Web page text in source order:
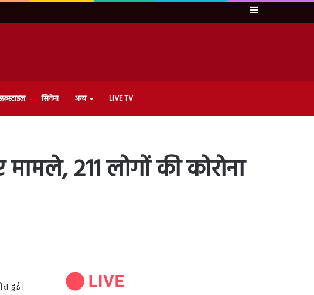
Sidebar
सिनेमा अन्य LIVE TV
211 लोगों की कोरोना
हुई।